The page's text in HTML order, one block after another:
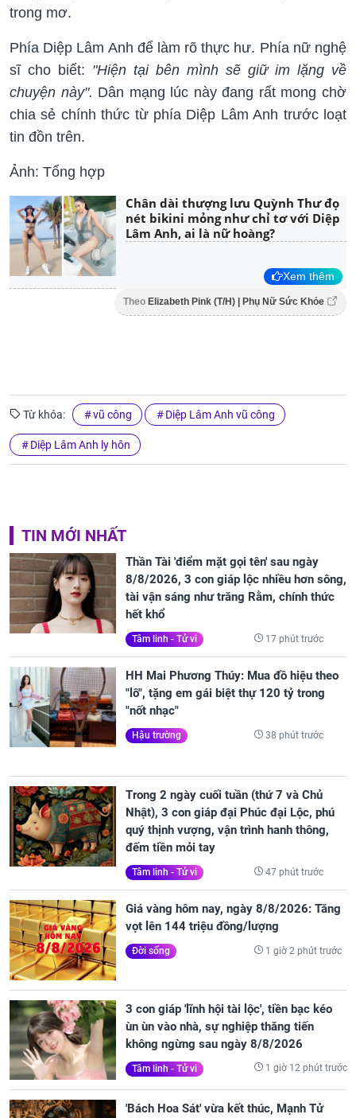
trong mơ.
Phía Diệp Lâm Anh để làm rõ thực hư. Phía nữ nghệ
sĩ cho biết: "Hiện tại bên mình sẽ giữ im lặng về
chuyện này". Dân mạng lúc này đang rất mong chờ
chia sẻ chính thức từ phía Diệp Lâm Anh trước loạt
tin đồn trên.
Ảnh: Tổng hợp
Chân dài thượng lưu Quỳnh Thư đọ
nét bikini mỏng như chỉ tơ với Diệp
Lâm Anh, ai là nữ hoàng?
Xem thêm
Theo Elizabeth Pink (T/H) | Phụ Nữ Sức Khỏe
Từ khóa: vũ công Diệp Lâm Anh vũ công
Diệp Lâm Anh ly hôn
TIN MỚI NHẤT
Thần Tài 'điểm mặt gọi tên' sau ngày
8/8/2026, 3 con giáp lộc nhiều hơn sông,
tài vận sáng như trăng Rằm, chính thức
hết khổ
Tâm linh - Tử vi 17 phút trước
HH Mai Phương Thúy: Mua đồ hiệu theo
"lô", tặng em gái biệt thự 120 tỷ trong
"nốt nhạc"
Hậu trường 38 phút trước
Trong 2 ngày cuối tuần (thứ 7 và Chủ
Nhật), 3 con giáp đại Phúc đại Lộc, phú
quý thịnh vượng, vận trình hanh thông,
đếm tiền mỏi tay
Tâm linh - Tử vi 47 phút trước
Giá vàng hôm nay, ngày 8/8/2026: Tăng
vọt lên 144 triệu đồng/lượng
Đời sống 1 giờ 2 phút trước
3 con giáp 'lĩnh hội tài lộc', tiền bạc kéo
ùn ùn vào nhà, sự nghiệp thăng tiến
không ngừng sau ngày 8/8/2026
Tâm linh - Tử vi 1 giờ 12 phút trước
'Bách Hoa Sát' vừa kết thúc, Mạnh Tử